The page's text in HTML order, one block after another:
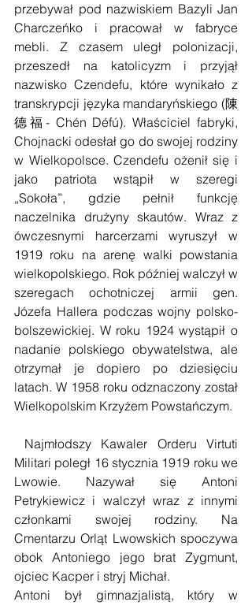
przebywał pod nazwiskiem Bazyli Jan
Charczeńko i pracował w fabryce
mebli. Z czasem uległ polonizacji,
przeszedł na katolicyzm i przyjął
nazwisko Czendefu, które wynikało z
transkrypcji języka mandaryńskiego (陳
德福- Chén Défú). Właściciel fabryki,
Chojnacki odesłał go do swojej rodziny
w Wielkopolsce. Czendefu ożenił się i
jako patriota wstąpił w szeregi
„Sokoła”, gdzie pełnił funkcję
naczelnika drużyny skautów. Wraz z
ówczesnymi harcerzami wyruszył w
1919 roku na arenę walki powstania
wielkopolskiego. Rok później walczył w
szeregach ochotniczej armii gen.
Józefa Hallera podczas wojny polsko-
bolszewickiej. W roku 1924 wystąpił o
nadanie polskiego obywatelstwa, ale
otrzymał je dopiero po dziesięciu
latach. W 1958 roku odznaczony został
Wielkopolskim Krzyżem Powstańczym.
Militari poległ 16 stycznia 1919 roku we
Lwowie. Nazywał się Antoni
Petrykiewicz i walczył wraz z innymi
członkami swojej rodziny. Na
Cmentarzu Orląt Lwowskich spoczywa
obok Antoniego jego brat Zygmunt,
ojciec Kacper i stryj Michał.
Antoni był gimnazjalistą, który w